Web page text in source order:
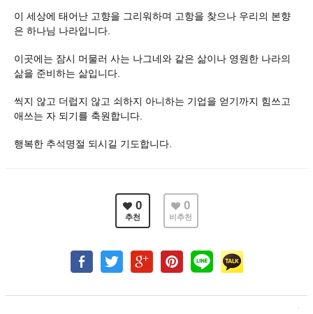
이 세상에 태어난 고향을 그리워하며 고항을 찾으나 우리의 본향
은 하나님 나라입니다.
이곳에는 잠시 머물러 사는 나그네와 같은 삶이나 영원한 나라의
삶을 준비하는 삶입니다.
씩지 않고 더럽지 않고 쇠하지 아니하는 기업을 얻기까지 힘쓰고
애쓰는 자 되기를 축원합니다.
행복한 추석명절 되시길 기도합니다.
0
추천
0
비추천